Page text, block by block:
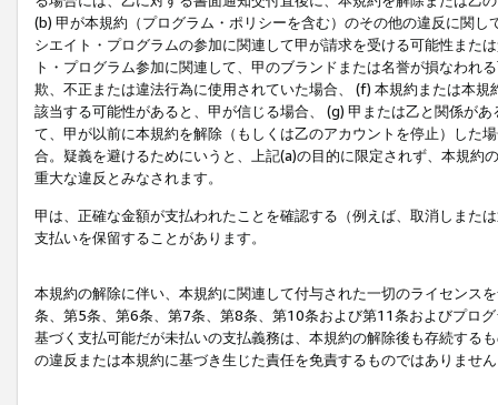
(b) 甲が本規約（プログラム・ポリシーを含む）のその他の違反に関
シエイト・プログラムの参加に関連して甲が請求を受ける可能性また
ト・プログラム参加に関連して、甲のブランドまたは名誉が損なわれ
欺、不正または違法行為に使用されていた場合、 (f) 本規約または本
該当する可能性があると、甲が信じる場合、 (g) 甲または乙と関係が
て、甲が以前に本規約を解除（もしくは乙のアカウントを停止）した
合。疑義を避けるためにいうと、上記(a)の目的に限定されず、本規
重大な違反とみなされます。
甲は、正確な金額が支払われたことを確認する（例えば、取消しまた
支払いを保留することがあります。
本規約の解除に伴い、本規約に関連して付与された一切のライセンス
条、第5条、第6条、第7条、第8条、第10条および第11条およびプロ
基づく支払可能だが未払いの支払義務は、本規約の解除後も存続する
の違反または本規約に基づき生じた責任を免責するものではありませ